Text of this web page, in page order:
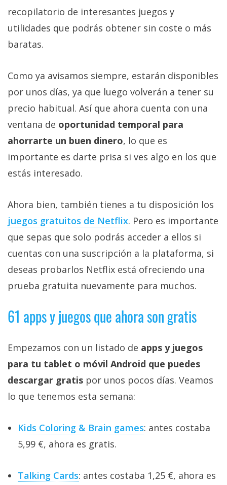
recopilatorio de interesantes juegos y
utilidades que podrás obtener sin coste o más
baratas.
Como ya avisamos siempre, estarán disponibles
por unos días, ya que luego volverán a tener su
precio habitual. Así que ahora cuenta con una
ventana de oportunidad temporal para
ahorrarte un buen dinero, lo que es
importante es darte prisa si ves algo en los que
estás interesado.
Ahora bien, también tienes a tu disposición los
juegos gratuitos de Netflix‎. Pero es importante
que sepas que solo podrás acceder a ellos si
cuentas con una suscripción a la plataforma, si
deseas probarlos Netflix está ofreciendo una
prueba gratuita nuevamente para muchos.
61 apps y juegos que ahora son gratis
Empezamos con un listado de apps y juegos
para tu tablet o móvil Android que puedes
descargar gratis por unos pocos días. Veamos
lo que tenemos esta semana:
Kids Coloring & Brain games: antes costaba
5,99 €, ahora es gratis.
Talking Cards: antes costaba 1,25 €, ahora es